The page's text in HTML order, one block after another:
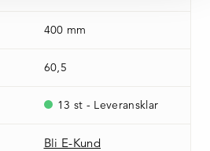
400 mm
60,5
13 st - Leveransklar
Bli E-Kund